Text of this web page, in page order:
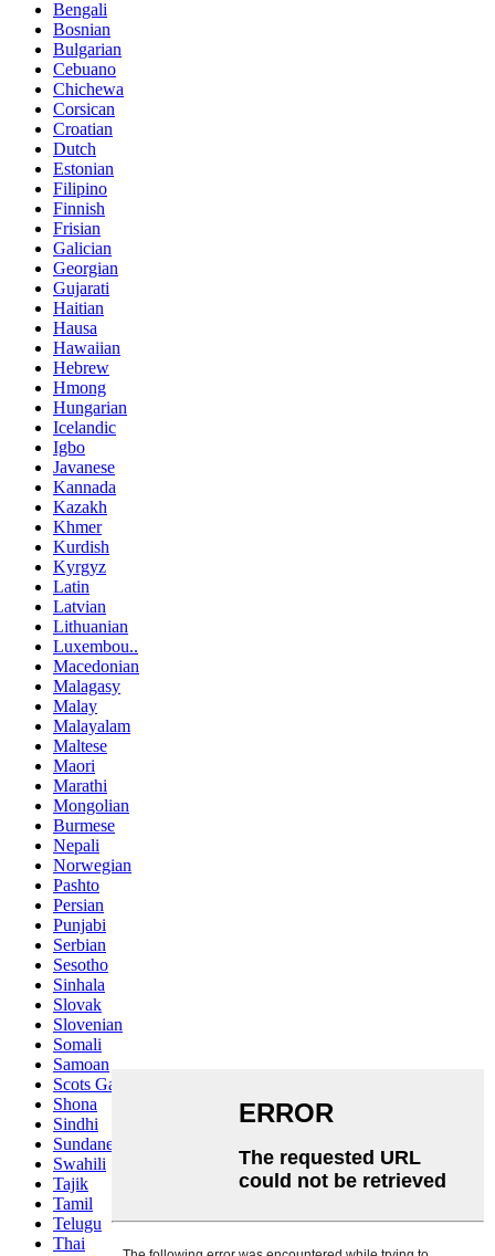
Bengali
Bosnian
Bulgarian
Cebuano
Chichewa
Corsican
Croatian
Dutch
Estonian
Filipino
Finnish
Frisian
Galician
Georgian
Gujarati
Haitian
Hausa
Hawaiian
Hebrew
Hmong
Hungarian
Icelandic
Igbo
Javanese
Kannada
Kazakh
Khmer
Kurdish
Kyrgyz
Latin
Latvian
Lithuanian
Luxembou..
Macedonian
Malagasy
Malay
Malayalam
Maltese
Maori
Marathi
Mongolian
Burmese
Nepali
Norwegian
Pashto
Persian
Punjabi
Serbian
Sesotho
Sinhala
Slovak
Slovenian
Somali
Samoan
Scots Gaelic
Shona
Sindhi
Sundanese
Swahili
Tajik
Tamil
Telugu
Thai